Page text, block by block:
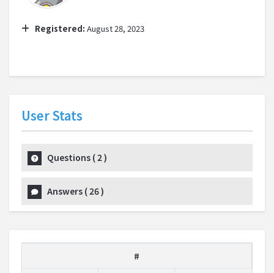
Registered: August 28, 2023
User Stats
Questions (2)
Answers (26)
#